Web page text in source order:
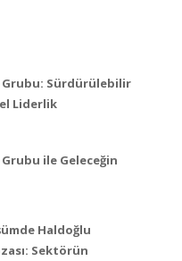
Sürdürülebilir
Liderlik
ile Geleceğin
Haldoğlu
Sektörün